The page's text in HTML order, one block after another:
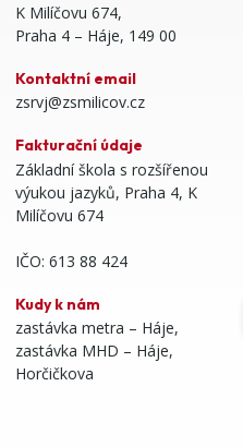
K Milíčovu 674,
Praha 4 – Háje, 149 00
Kontaktní email
zsrvj@zsmilicov.cz
Fakturační údaje
Základní škola s rozšířenou
výukou jazyků, Praha 4, K
Milíčovu 674
IČO: 613 88 424
Kudy k nám
zastávka metra – Háje,
zastávka MHD – Háje,
Horčičkova